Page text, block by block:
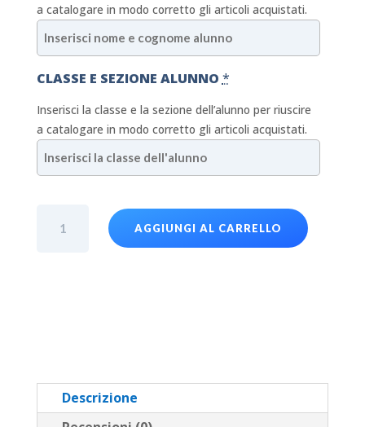
a catalogare in modo corretto gli articoli acquistati.
CLASSE E SEZIONE ALUNNO *
Inserisci la classe e la sezione dell’alunno per riuscire
a catalogare in modo corretto gli articoli acquistati.
Shirt
Rossa
-
AGGIUNGI AL CARRELLO
Descrizione